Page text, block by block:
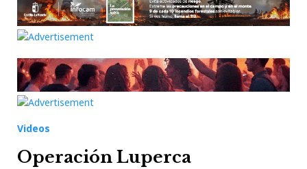
Videos
Operación Luperca